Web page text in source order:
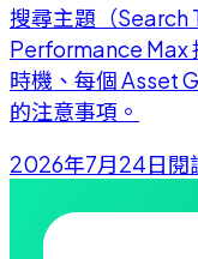
搜尋主題（Search
Performance Max
時機、每個 Asset
的注意事項。
2026年7月24日閱